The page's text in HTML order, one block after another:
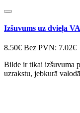
Izšuvums uz dvieļa
8.50€ Bez PVN: 7.02€
Bilde ir tikai izšuvuma
uzrakstu, jebkurā